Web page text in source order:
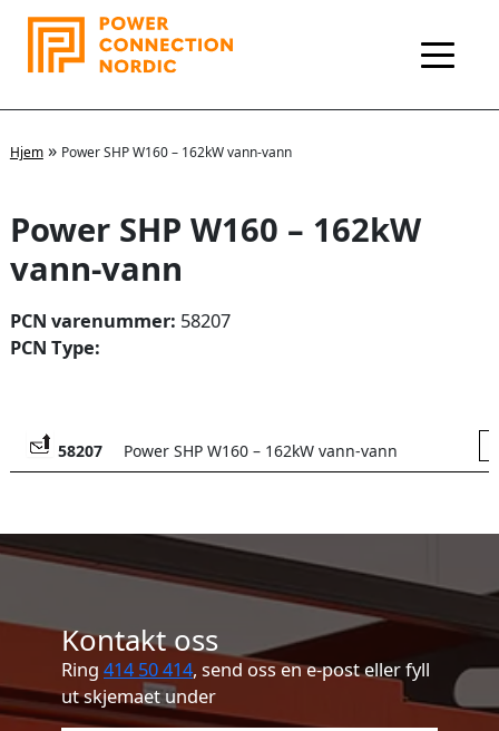
Hopp
Hjem» Power SHP W160 – 162kW vann-vann
Power SHP W160 – 162kW
vann-vann
PCN varenummer: 58207
PCN Type:
58207 Power SHP W160 – 162kW vann-vann
Kontakt oss
Ring 414 50 414, send oss en e-post eller fyll
ut skjemaet under